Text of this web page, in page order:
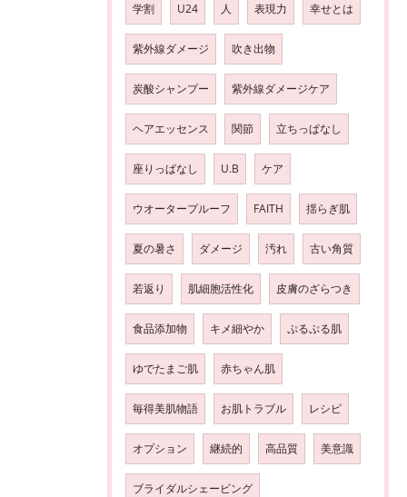
学割 U24 人 表現力 幸せとは
紫外線ダメージ 吹き出物
炭酸シャンプー 紫外線ダメージケア
ヘアエッセンス 関節 立ちっぱなし
座りっぱなし U.B ケア
ウオータープルーフ FAITH 揺らぎ肌
夏の暑さ ダメージ 汚れ 古い角質
若返り 肌細胞活性化 皮膚のざらつき
食品添加物 キメ細やか ぷるぷる肌
ゆでたまご肌 赤ちゃん肌
毎得美肌物語 お肌トラブル レシピ
オプション 継続的 高品質 美意識
ブライダルシェービング